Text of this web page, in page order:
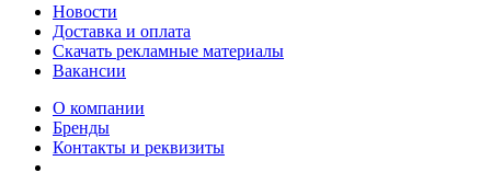
Новости
Доставка и оплата
Скачать рекламные материалы
Вакансии
О компании
Бренды
Контакты и реквизиты